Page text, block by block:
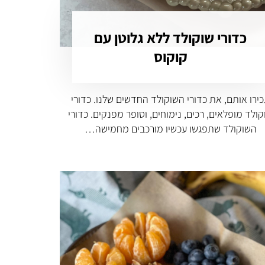
כדורי שוקולד ללא גלוטן עם
קוקוס
אותם, את כדורי השוקולד החדשים שלנו. כדורי
מופלאים, רכים, נימוחים, וסופר מפנקים. כדורי
השוקולד שתפגשו עכשיו מורכבים מחמישה…